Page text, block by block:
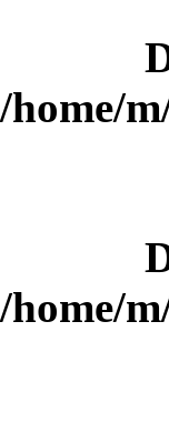
/home/
/home/